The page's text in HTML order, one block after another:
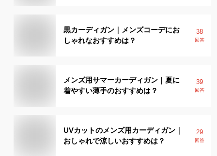
黒カーディガン｜メンズコーデにお
しゃれなおすすめは？
38
回答
メンズ用サマーカーディガン｜夏に
着やすい薄手のおすすめは？
39
回答
UVカットのメンズ用カーディガン｜
おしゃれで涼しいおすすめは？
29
回答